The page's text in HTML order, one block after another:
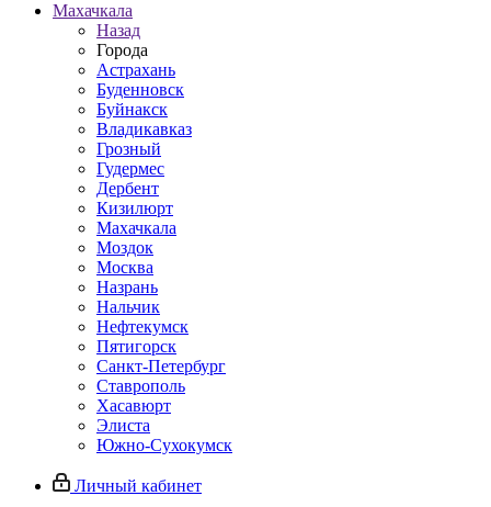
Махачкала
Назад
Города
Астрахань
Буденновск
Буйнакск
Владикавказ
Грозный
Гудермес
Дербент
Кизилюрт
Махачкала
Моздок
Москва
Назрань
Нальчик
Нефтекумск
Пятигорск
Санкт-Петербург
Ставрополь
Хасавюрт
Элиста
Южно-Сухокумск
Личный кабинет